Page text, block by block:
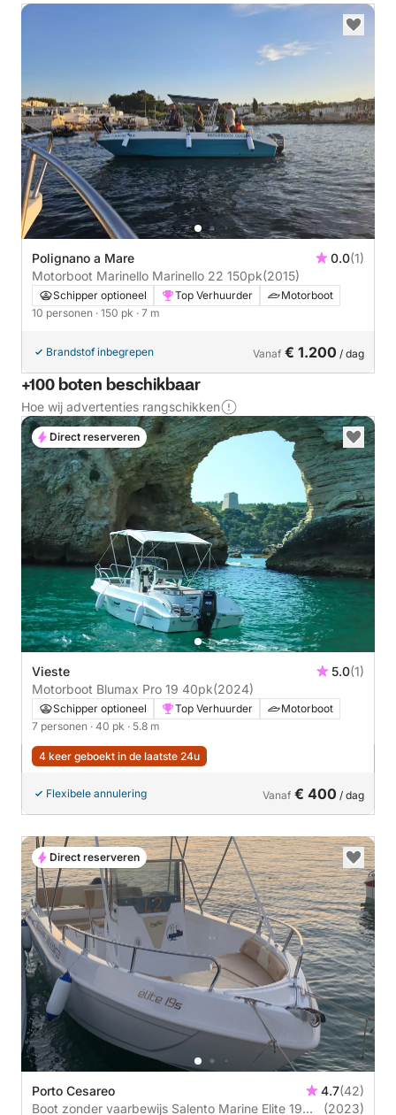
Polignano a Mare 0.0(1)
Motorboot Marinello Marinello 22 150pk(2015)
Schipper optioneel Top Verhuurder
Motorboot
10 personen · 150 pk · 7 m
Brandstof inbegrepen Vanaf € 1.200 / dag
+100 boten beschikbaar
Hoe wij advertenties rangschikken
Vieste 5.0(1)
Motorboot Blumax Pro 19 40pk(2024)
Schipper optioneel Top Verhuurder
Motorboot
7 personen · 40 pk · 5.8 m
4 keer geboekt in de laatste 24u
Flexibele annulering Vanaf € 400 / dag
Direct reserveren
Porto Cesareo 4.7(42)
Boot zonder vaarbewijs Salento Marine Elite 19
(2023)
Direct reserveren